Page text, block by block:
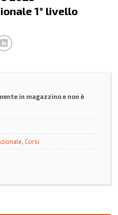
1° livello
in magazzino e non è
, Corsi